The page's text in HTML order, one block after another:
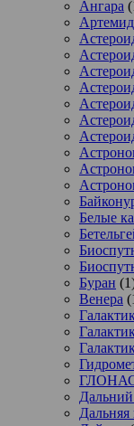
Ангара
Белые
Буран
Венера
Дальняя